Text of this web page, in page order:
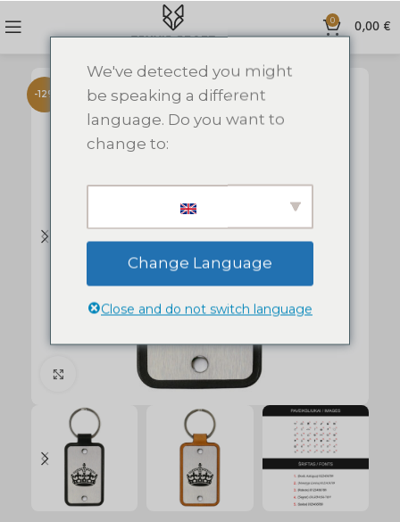
0 0,00 €
-12%
Click to enlarge
We've detected you might
be speaking a different
language. Do you want to
change to:
Change Language
Close and do not switch language